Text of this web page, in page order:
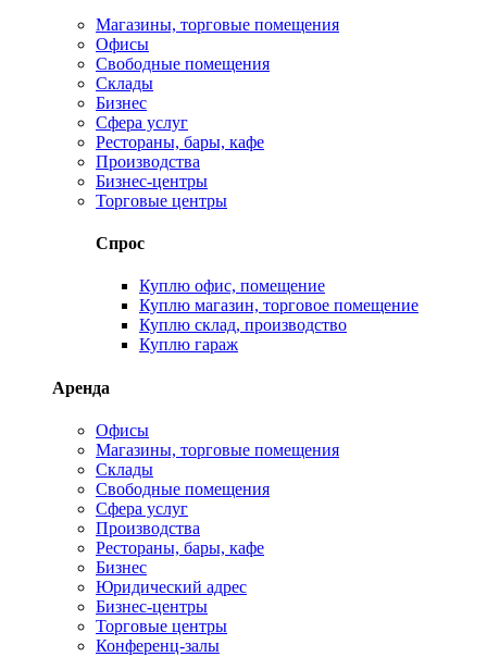
Магазины, торговые помещения
Офисы
Свободные помещения
Склады
Бизнес
Сфера услуг
Рестораны, бары, кафе
Производства
Бизнес-центры
Торговые центры
Спрос
Куплю офис, помещение
Куплю магазин, торговое помещение
Куплю склад, производство
Куплю гараж
Аренда
Офисы
Магазины, торговые помещения
Склады
Свободные помещения
Сфера услуг
Производства
Рестораны, бары, кафе
Бизнес
Юридический адрес
Бизнес-центры
Торговые центры
Конференц-залы